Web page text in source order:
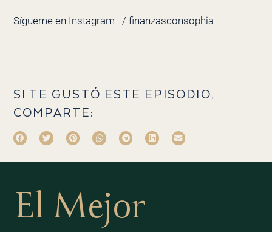
Sígueme en Instagram / finanzasconsophia
SI TE GUSTÓ ESTE EPISODIO,
COMPARTE:
El Mejor